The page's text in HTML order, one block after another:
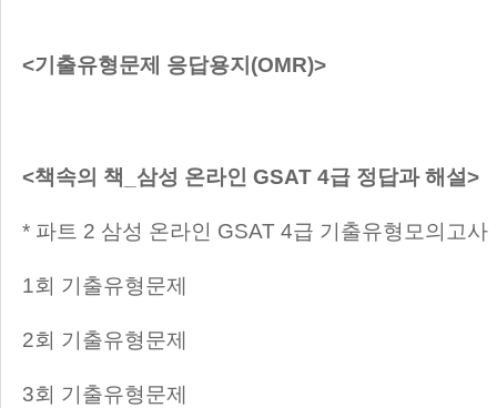
<기출유형문제 응답용지(OMR)>
<책속의 책_삼성 온라인 GSAT 4급 정답과 해설>
* 파트 2 삼성 온라인 GSAT 4급 기출유형모의고사
1회 기출유형문제
2회 기출유형문제
3회 기출유형문제